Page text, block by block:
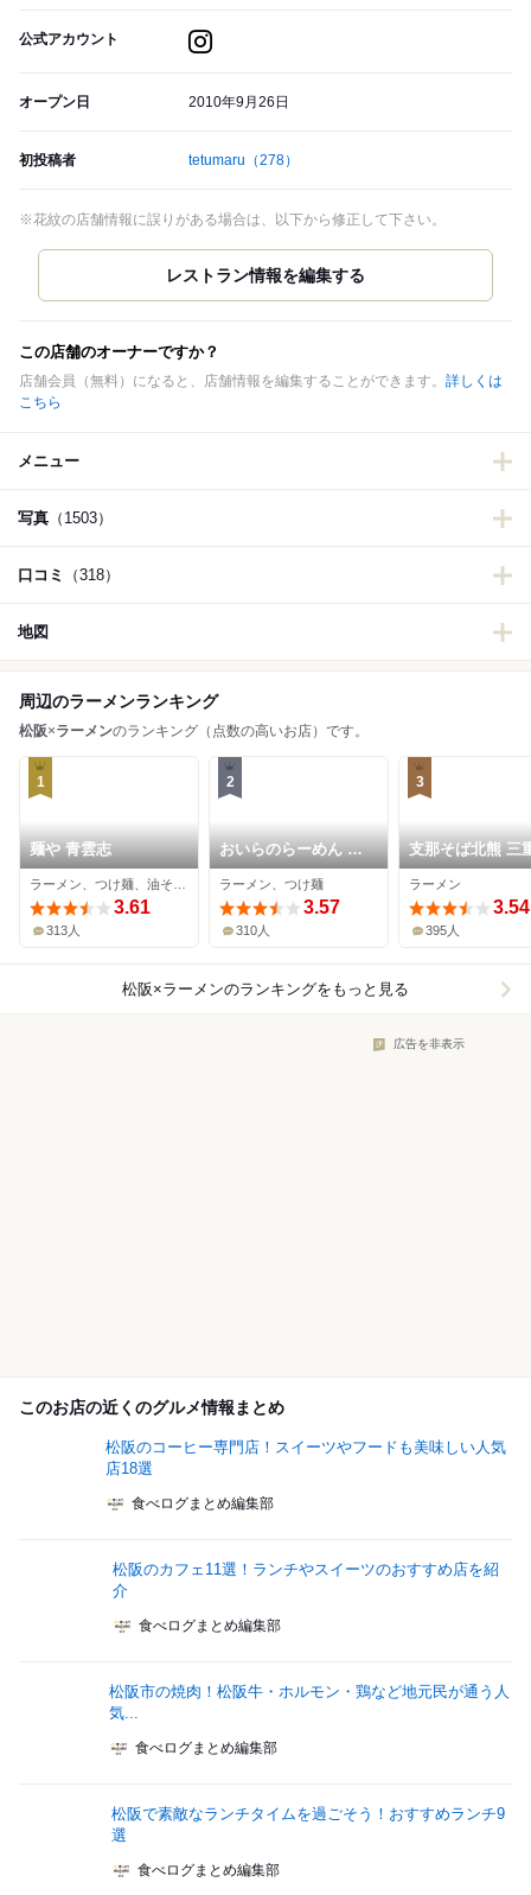
公式アカウント
オープン日 2010年9月26日
初投稿者 tetumaru （278）
※花紋の店舗情報に誤りがある場合は、以下から修正して下さい。
この店舗のオーナーですか？
店舗会員（無料）になると、店舗情報を編集することができます。 詳しくは
こちら
メニュー
写真 （1503）
口コミ （318）
地図
周辺のラーメンランキング
松阪×ラーメンのランキング（点数の高いお店）です。
1
麺や 青雲志
3.61
313人
2
おいらのらーめん ピ
ノキオ
ラーメン、つけ麺
3.57
310人
3
支那そば北熊 三
店
ラーメン
3.54
395人
松阪×ラーメンのランキングをもっと見る
広告を非表示
このお店の近くのグルメ情報まとめ
松阪のコーヒー専門店！スイーツやフードも美味しい人気
店18選
食べログまとめ編集部
松阪のカフェ11選！ランチやスイーツのおすすめ店を紹
介
食べログまとめ編集部
松阪市の焼肉！松阪牛・ホルモン・鶏など地元民が通う人
気...
食べログまとめ編集部
松阪で素敵なランチタイムを過ごそう！おすすめランチ9
選
食べログまとめ編集部